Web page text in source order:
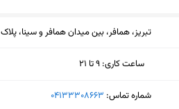
تبریز، همافر، بین میدان همافر و سینا، پلاک 15
ساعت کاری: ۹ تا ۲۱
یکشنبه (امروز)
شماره تماس: ‎04133308663